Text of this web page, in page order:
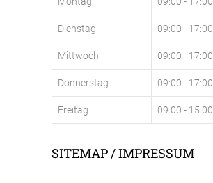
Dienstag 09:00 - 17:00
Mittwoch 09:00 - 17:00
Donnerstag 09:00 - 17:00
Freitag 09:00 - 15:00
SITEMAP / IMPRESSUM